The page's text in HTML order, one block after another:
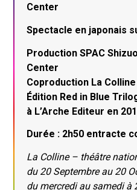
Center
Spectacle en japonais
ProductionSPAC
Center
Coproduction La
Édition Red in Blue
à L’Arche Editeur en
Durée : 2h50 entracte
La Colline – théâtre
du 20 Septembre au 20
du mercredi au samedi à